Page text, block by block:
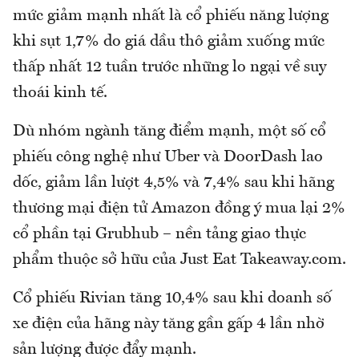
mức giảm mạnh nhất là cổ phiếu năng lượng
khi sụt 1,7% do giá dầu thô giảm xuống mức
thấp nhất 12 tuần trước những lo ngại về suy
thoái kinh tế.
Dù nhóm ngành tăng điểm mạnh, một số cổ
phiếu công nghệ như Uber và DoorDash lao
dốc, giảm lần lượt 4,5% và 7,4% sau khi hãng
thương mại điện tử Amazon đồng ý mua lại 2%
cổ phần tại Grubhub – nền tảng giao thực
phẩm thuộc sở hữu của Just Eat Takeaway.com.
Cổ phiếu Rivian tăng 10,4% sau khi doanh số
xe điện của hãng này tăng gần gấp 4 lần nhờ
sản lượng được đẩy mạnh.